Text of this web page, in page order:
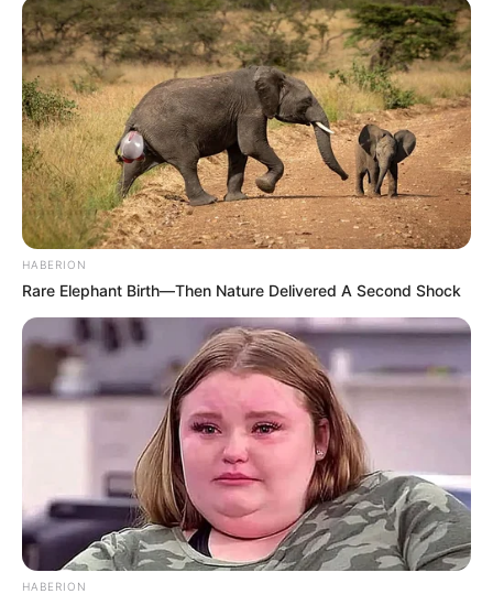
HABERION
Rare Elephant Birth—Then Nature Delivered A Second Shock
HABERION